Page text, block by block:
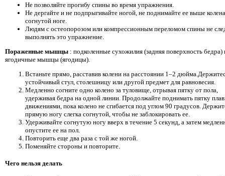
Не позволяйте прогибу спины во время упражнения.
Не дергайте и не подпрыгивайте ногой, не поднимайте ее выше
согнутой ноге.
Людям с остеопорозом или компрессионным переломом спины не
выполнять это упражнение.
Пораженные мышцы : подколенные сухожилия (задняя поверхность бедра)
ягодичные мышцы (ягодицы).
Встаньте прямо, расставив колени на расстоянии 1–2
устойчивый стул, столешницу или другой предмет для равновесия.
Медленно согните одно колено за туловище, отрывая пятку от пола,
удерживая бедра на одной линии. Продолжайте поднимать пятку
движениями, пока колено не сгибается под углом 90 градусов.
прямую ногу слегка согнутой, чтобы не заблокировать ее.
Удерживайте согнутую ногу вверх в течение 5 секунд, а затем
опустите ее на пол.
Повторить еще два раза с той же ногой.
Поменяйте стороны и повторите.
Чего нельзя делать